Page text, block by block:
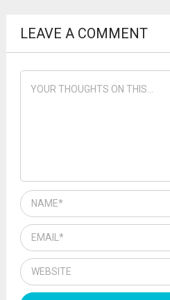
LEAVE A COMMENT